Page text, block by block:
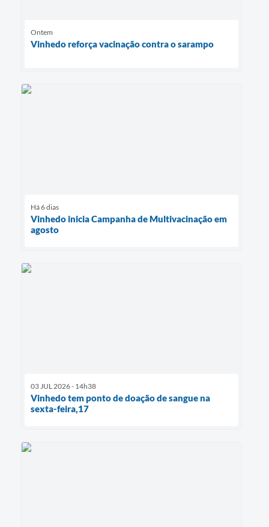
Ontem
Vinhedo reforça vacinação contra o sarampo
Há 6 dias
Vinhedo inicia Campanha de Multivacinação em
agosto
03 JUL 2026 - 14h38
Vinhedo tem ponto de doação de sangue na
sexta-feira,17